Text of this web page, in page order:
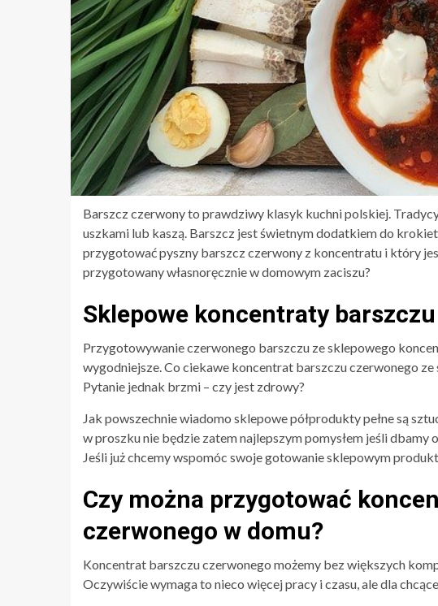
Barszcz czerwony to prawdziwy klasyk kuchni polskiej.
uszkami lub kaszą. Barszcz jest świetnym dodatkiem do
przygotować pyszny barszcz czerwony z koncentratu i który
przygotowany własnoręcznie w domowym zaciszu?
Sklepowe koncentraty
Przygotowywanie czerwonego barszczu ze sklepowego
wygodniejsze. Co ciekawe koncentrat barszczu czerwonego ze
Pytanie jednak brzmi – czy jest zdrowy?
Jak powszechnie wiadomo sklepowe półprodukty pełne są
w proszku nie będzie zatem najlepszym pomysłem jeśli dbamy
Jeśli już chcemy wspomóc swoje gotowanie sklepowym
Czy można przygotować
czerwonego w domu?
Koncentrat barszczu czerwonego możemy bez większych
Oczywiście wymaga to nieco więcej pracy i czasu, ale dla